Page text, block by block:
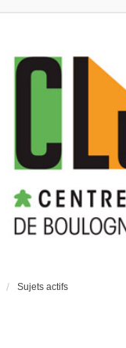
Sujets actifs